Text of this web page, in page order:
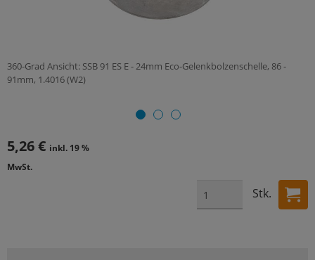
360-Grad Ansicht: SSB 91 ES E - 24mm Eco-Gelenkbolzenschelle, 86 -
91mm, 1.4016 (W2)
5,26 € inkl. 19 %
MwSt.
Stk.